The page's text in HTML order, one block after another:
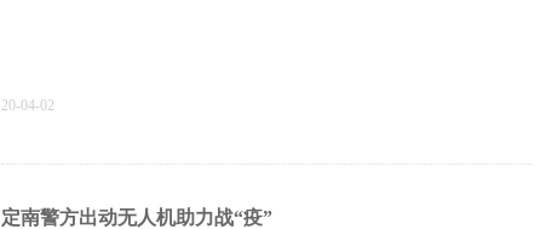
20-04-02
定南警方出动无人机助力战“疫”